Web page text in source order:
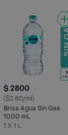
$ 2800
($2.80/ml)
Brisa Agua Sin Gas
1000 mL
1 X 1 L